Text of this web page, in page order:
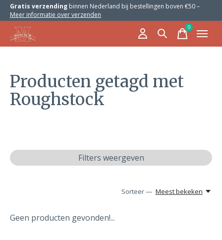
Gratis verzending binnen Nederland bij bestellingen boven €50 –
Meer informatie over verzenden
0items
Producten getagd met
Roughstock
Filters weergeven
Sorteer — Meest bekeken
Geen producten gevonden!...